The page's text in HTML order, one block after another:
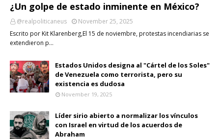
¿Un golpe de estado inminente en México?
@realpoliticaneus
November 25, 2025
Escrito por Kit Klarenberg,El 15 de noviembre, protestas incendiarias se
extendieron p…
Estados Unidos designa al "Cártel de los Soles"
de Venezuela como terrorista, pero su
existencia es dudosa
November 19, 2025
Líder sirio abierto a normalizar los vínculos
con Israel en virtud de los acuerdos de
Abraham